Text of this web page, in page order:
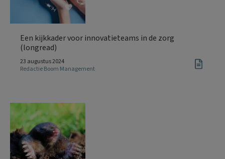
Een kijkkader voor innovatieteams in de zorg
(longread)
23 augustus 2024
Redactie Boom Management